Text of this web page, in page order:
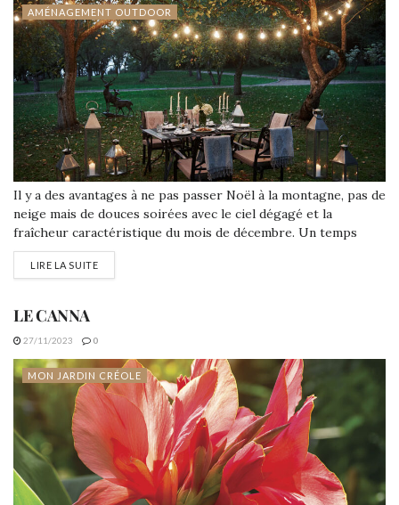
AMÉNAGEMENT OUTDOOR
Il y a des avantages à ne pas passer Noël à la montagne, pas de
neige mais de douces soirées avec le ciel dégagé et la
fraîcheur caractéristique du mois de décembre. Un temps
idéal pour recevoir vos amis et la famille tout en profitant de
votre extérieur. Cette année, déménageons les festivités dans
LIRE LA SUITE
LE CANNA
27/11/2023 0
MON JARDIN CRÉOLE